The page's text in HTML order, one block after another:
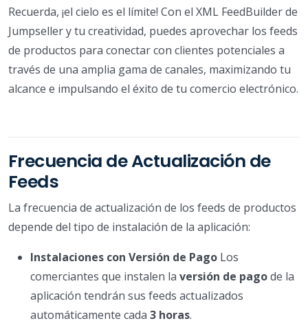
Recuerda, ¡el cielo es el límite! Con el XML FeedBuilder de
Jumpseller y tu creatividad, puedes aprovechar los feeds
de productos para conectar con clientes potenciales a
través de una amplia gama de canales, maximizando tu
alcance e impulsando el éxito de tu comercio electrónico.
Frecuencia de Actualización de
Feeds
La frecuencia de actualización de los feeds de productos
depende del tipo de instalación de la aplicación:
Instalaciones con Versión de Pago Los
comerciantes que instalen la versión de pagode la
aplicación tendrán sus feeds actualizados
automáticamente cada 3 horas.